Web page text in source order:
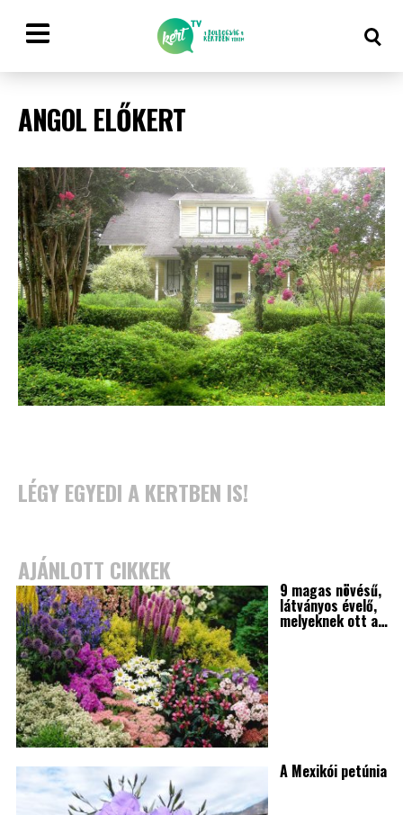
ANGOL ELŐKERT
LÉGY EGYEDI A KERTBEN IS!
AJÁNLOTT CIKKEK
9 magas növésű,
látványos évelő,
melyeknek ott a…
A Mexikói petúnia